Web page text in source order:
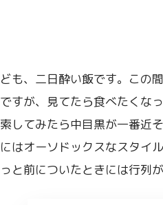
ども、二日酔い飯です。この
ですが、見てたら食べたくな
索してみたら中目黒が一番近
にはオーソドックスなスタイ
っと前についたときには行